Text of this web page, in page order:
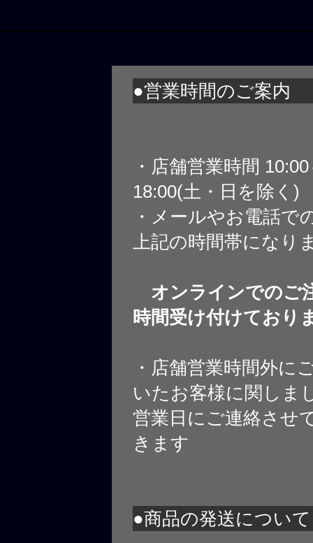
●営業時間のご案内
・店舗営業時間
18:00(土・日を除く)
・メールやお電話で
上記の時間帯になり
オンラインでのご
時間受け付けており
・店舗営業時間外に
いたお客様に関しま
営業日にご連絡させ
きます
●商品の発送について